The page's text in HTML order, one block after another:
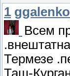
1 ggalenko
Всем
Термезе
Таш-